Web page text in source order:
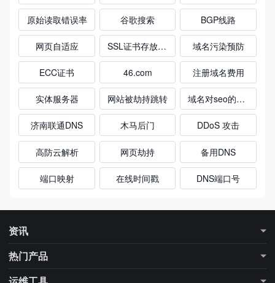
原始读取错误率 谷歌搜索 BGP线路
网页自适应 SSL证书存放位置 域名污染预防
ECC证书 46.com 注册域名费用
实体服务器 网站被劫持跳转 域名对seo的影响
济南联通DNS 木马后门 DDoS 攻击
高防云解析 网页劫持 备用DNS
端口映射 在线时间戳 DNS端口号
资讯
最新资讯
更多专题
热门产品
DNS解析